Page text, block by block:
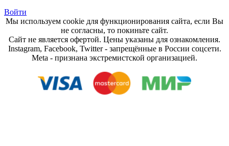
Войти
Мы используем cookie для функционирования сайта, если Вы
не согласны, то покиньте сайт.
Сайт не является офертой. Цены указаны для ознакомления.
Instagram, Facebook, Twitter - запрещённые в России соцсети.
Meta - признана экстремистской организацией.